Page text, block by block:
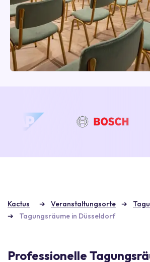
Kactus Veranstaltungsorte
Tagungsräume in Düsseldorf
Professionelle